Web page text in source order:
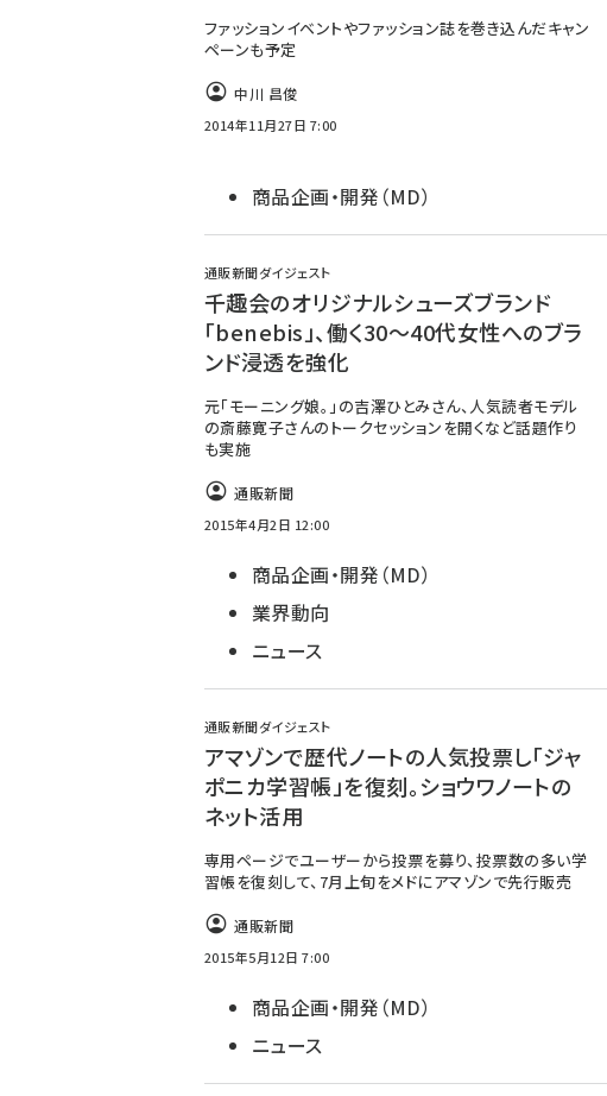
ファッションイベントやファッション誌を巻き込んだキャン
ペーンも予定
中川 昌俊
2014年11月27日 7:00
商品企画・開発（MD）
通販新聞ダイジェスト
千趣会のオリジナルシューズブランド
「benebis」、働く30～40代女性へのブラ
ンド浸透を強化
元「モーニング娘。」の吉澤ひとみさん、人気読者モデル
の斎藤寛子さんのトークセッションを開くなど話題作り
も実施
通販新聞
2015年4月2日 12:00
商品企画・開発（MD）
業界動向
ニュース
通販新聞ダイジェスト
アマゾンで歴代ノートの人気投票し「ジャ
ポニカ学習帳」を復刻。ショウワノートの
ネット活用
専用ページでユーザーから投票を募り、投票数の多い学
習帳を復刻して、7月上旬をメドにアマゾンで先行販売
通販新聞
2015年5月12日 7:00
商品企画・開発（MD）
ニュース